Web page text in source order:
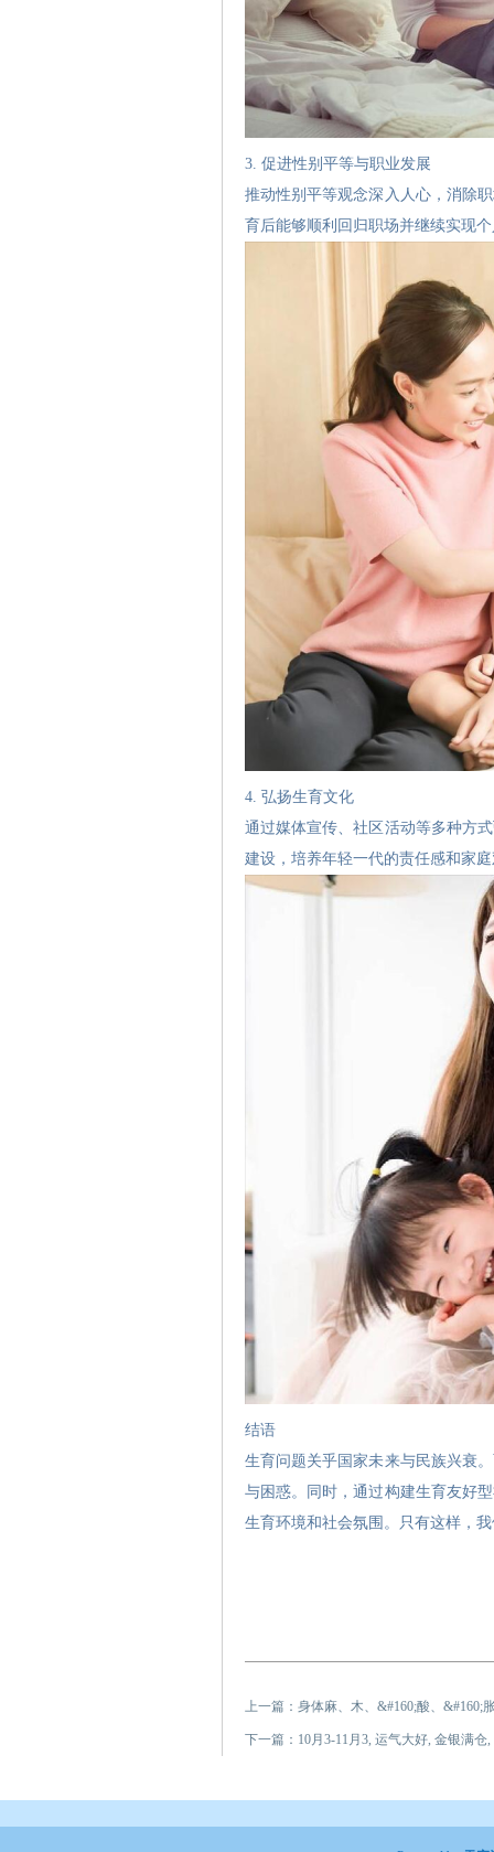
3. 促进性别平等与职业发展
推动性别平等观念深入人心，消除
育后能够顺利回归职场并继续实现
4. 弘扬生育文化
通过媒体宣传、社区活动等多种方
建设，培养年轻一代的责任感和家
结语
生育问题关乎国家未来与民族兴衰
与困惑。同时，通过构建生育友好
生育环境和社会氛围。只有这样，
上一篇： 身体麻、木、&#160;酸、&#160;
下一篇： 10月3-11月3, 运气大好, 金银满